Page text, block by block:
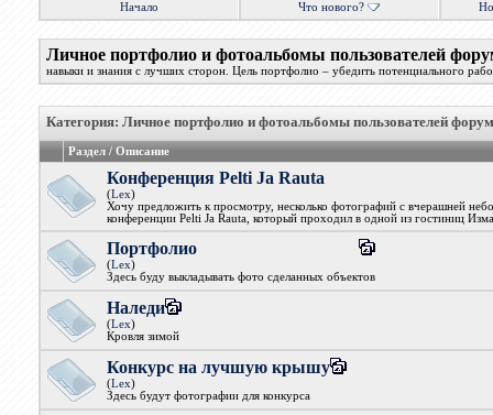
Начало Что нового?
Личное портфолио и фотоальбомы пользователей
навыки и знания с лучших сторон. Цель портфолио – убедить потенциального
Категория: Личное портфолио и фотоальбомы пользователей
Раздел / Описание
Конференция Pelti Ja Rauta
(Lex)
Хочу предложить к просмотру, несколько фотографий с вчерашней
конференции Pelti Ja Rauta, который проходил в одной из гостиниц
Портфолио
(Lex)
Здесь буду выкладывать фото сделанных объектов
Наледи
(Lex)
Кровля зимой
Конкурс на лучшую крышу
(Lex)
Здесь будут фотографии для конкурса